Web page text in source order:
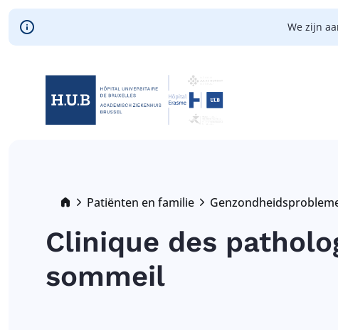
Skip to main content
We zijn
Breadcrumb
Patiënten en familie
Clinique des
sommeil